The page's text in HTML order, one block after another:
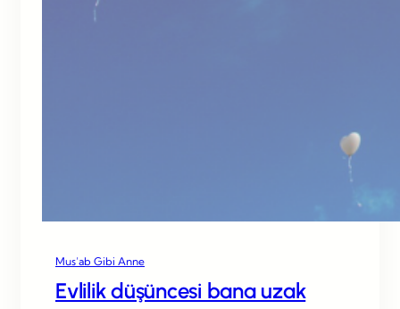
Mus’ab Gibi Anne
Evlilik düşüncesi bana uzak